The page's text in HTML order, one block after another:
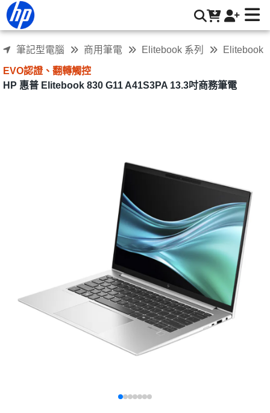
HP 惠普 Elitebook 830 G11 A41S3PA 13.3吋商務筆電 | HP®
筆記型電腦 商用筆電 Elitebook 系列 Elitebook
EVO認證、翻轉觸控
HP 惠普 Elitebook 830 G11 A41S3PA 13.3吋商務筆電